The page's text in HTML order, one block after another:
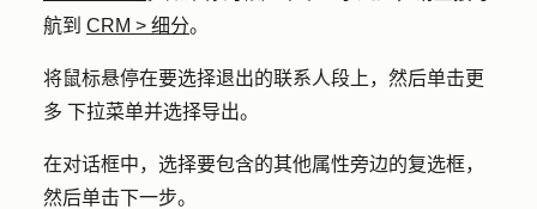
航到 CRM > 细分。
将鼠标悬停在要选择退出的联系人段上，然后单击更
多 下拉菜单并选择导出。
在对话框中，选择要包含的其他属性旁边的复选框，
然后单击下一步。